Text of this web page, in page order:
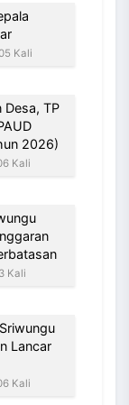
Kali
Desa, TP
2026)
Kali
Kali
Lancar
Kali